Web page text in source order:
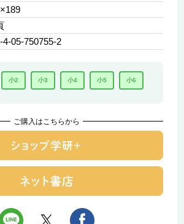
4-05-750755-2
小2 小3 小4 小5 小6
ご購入はこちらから